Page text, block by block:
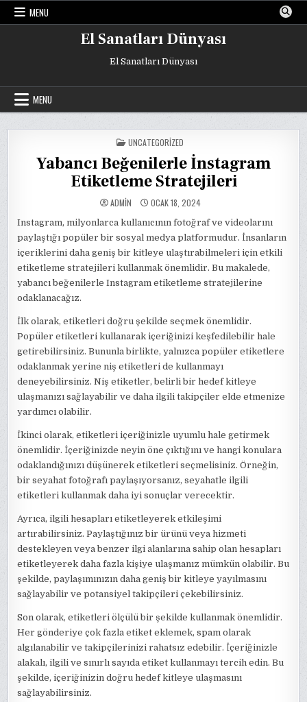
Skip
MENU
El Sanatları Dünyası
El Sanatları Dünyası
MENU
POSTED
IN
UNCATEGORIZED
Yabancı Beğenilerle İnstagram
Etiketleme Stratejileri
ADMIN OCAK 18, 2024
Instagram, milyonlarca kullanıcının fotoğraf ve videolarını
paylaştığı popüler bir sosyal medya platformudur. İnsanların
içeriklerini daha geniş bir kitleye ulaştırabilmeleri için etkili
etiketleme stratejileri kullanmak önemlidir. Bu makalede,
yabancı beğenilerle Instagram etiketleme stratejilerine
odaklanacağız.
İlk olarak, etiketleri doğru şekilde seçmek önemlidir.
Popüler etiketleri kullanarak içeriğinizi keşfedilebilir hale
getirebilirsiniz. Bununla birlikte, yalnızca popüler etiketlere
odaklanmak yerine niş etiketleri de kullanmayı
deneyebilirsiniz. Niş etiketler, belirli bir hedef kitleye
ulaşmanızı sağlayabilir ve daha ilgili takipçiler elde etmenize
yardımcı olabilir.
İkinci olarak, etiketleri içeriğinizle uyumlu hale getirmek
önemlidir. İçeriğinizde neyin öne çıktığını ve hangi konulara
odaklandığınızı düşünerek etiketleri seçmelisiniz. Örneğin,
bir seyahat fotoğrafı paylaşıyorsanız, seyahatle ilgili
etiketleri kullanmak daha iyi sonuçlar verecektir.
Ayrıca, ilgili hesapları etiketleyerek etkileşimi
artırabilirsiniz. Paylaştığınız bir ürünü veya hizmeti
destekleyen veya benzer ilgi alanlarına sahip olan hesapları
etiketleyerek daha fazla kişiye ulaşmanız mümkün olabilir. Bu
şekilde, paylaşımınızın daha geniş bir kitleye yayılmasını
sağlayabilir ve potansiyel takipçileri çekebilirsiniz.
Son olarak, etiketleri ölçülü bir şekilde kullanmak önemlidir.
Her gönderiye çok fazla etiket eklemek, spam olarak
algılanabilir ve takipçilerinizi rahatsız edebilir. İçeriğinizle
alakalı, ilgili ve sınırlı sayıda etiket kullanmayı tercih edin. Bu
şekilde, içeriğinizin doğru hedef kitleye ulaşmasını
sağlayabilirsiniz.